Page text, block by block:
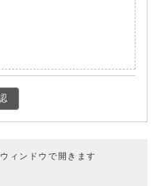
ィンドウで開きます